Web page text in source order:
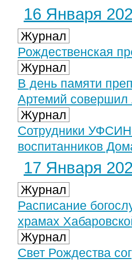
16 Января
Журнал
Рождественская
Журнал
В день памяти
Артемий совершил
Журнал
Сотрудники УФСИН
воспитанников
17 Января
Журнал
Расписание
храмах
Журнал
Свет Рождества